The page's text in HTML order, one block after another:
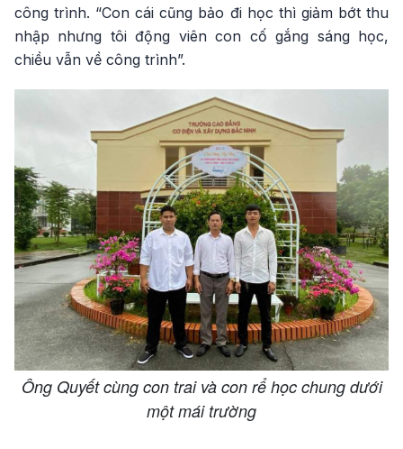
công trình. “Con cái cũng bảo đi học thì giảm bớt thu
nhập nhưng tôi động viên con cố gắng sáng học,
chiều vẫn về công trình”.
Ông Quyết cùng con trai và con rể học chung dưới
một mái trường